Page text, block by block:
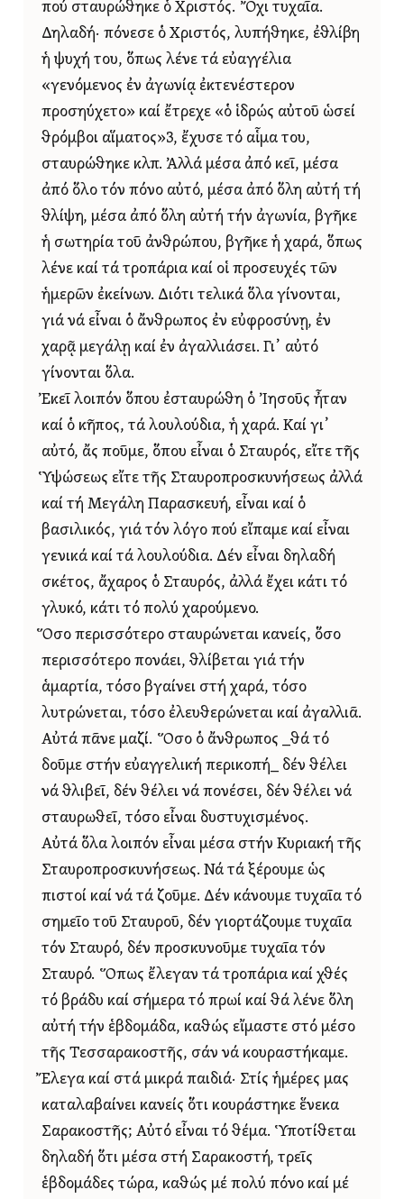
πού σταυρώθηκε ὁ Χριστός. Ὄχι τυχαῖα.
Δηλαδή· πόνεσε ὁ Χριστός, λυπήθηκε, ἐθλίβη
ἡ ψυχή του, ὅπως λένε τά εὐαγγέλια
«γενόμενος ἐν ἀγωνίᾳ ἐκτενέστερον
προσηύχετο» καί ἔτρεχε «ὁ ἱδρώς αὐτοῦ ὡσεί
θρόμβοι αἵματος»3, ἔχυσε τό αἷμα του,
σταυρώθηκε κλπ. Ἀλλά μέσα ἀπό κεῖ, μέσα
ἀπό ὅλο τόν πόνο αὐτό, μέσα ἀπό ὅλη αὐτή τή
θλίψη, μέσα ἀπό ὅλη αὐτή τήν ἀγωνία, βγῆκε
ἡ σωτηρία τοῦ ἀνθρώπου, βγῆκε ἡ χαρά, ὅπως
λένε καί τά τροπάρια καί οἱ προσευχές τῶν
ἡμερῶν ἐκείνων. Διότι τελικά ὅλα γίνονται,
γιά νά εἶναι ὁ ἄνθρωπος ἐν εὐφροσύνῃ, ἐν
χαρᾷ μεγάλῃ καί ἐν ἀγαλλιάσει. Γι᾿ αὐτό
γίνονται ὅλα.
Ἐκεῖ λοιπόν ὅπου ἐσταυρώθη ὁ Ἰησοῦς ἦταν
καί ὁ κῆπος, τά λουλούδια, ἡ χαρά. Καί γι᾿
αὐτό, ἄς ποῦμε, ὅπου εἶναι ὁ Σταυρός, εἴτε τῆς
Ὑψώσεως εἴτε τῆς Σταυροπροσκυνήσεως ἀλλά
καί τή Μεγάλη Παρασκευή, εἶναι καί ὁ
βασιλικός, γιά τόν λόγο πού εἴπαμε καί εἶναι
γενικά καί τά λουλούδια. Δέν εἶναι δηλαδή
σκέτος, ἄχαρος ὁ Σταυρός, ἀλλά ἔχει κάτι τό
γλυκό, κάτι τό πολύ χαρούμενο.
Ὅσο περισσότερο σταυρώνεται κανείς, ὅσο
περισσότερο πονάει, θλίβεται γιά τήν
ἁμαρτία, τόσο βγαίνει στή χαρά, τόσο
λυτρώνεται, τόσο ἐλευθερώνεται καί ἀγαλλιᾶ.
Αὐτά πᾶνε μαζί. Ὅσο ὁ ἄνθρωπος _θά τό
δοῦμε στήν εὐαγγελική περικοπή_ δέν θέλει
νά θλιβεῖ, δέν θέλει νά πονέσει, δέν θέλει νά
σταυρωθεῖ, τόσο εἶναι δυστυχισμένος.
Αὐτά ὅλα λοιπόν εἶναι μέσα στήν Κυριακή τῆς
Σταυροπροσκυνήσεως. Νά τά ξέρουμε ὡς
πιστοί καί νά τά ζοῦμε. Δέν κάνουμε τυχαῖα τό
σημεῖο τοῦ Σταυροῦ, δέν γιορτάζουμε τυχαῖα
τόν Σταυρό, δέν προσκυνοῦμε τυχαῖα τόν
Σταυρό. Ὅπως ἔλεγαν τά τροπάρια καί χθές
τό βράδυ καί σήμερα τό πρωί καί θά λένε ὅλη
αὐτή τήν ἑβδομάδα, καθώς εἴμαστε στό μέσο
τῆς Τεσσαρακοστῆς, σάν νά κουραστήκαμε.
Ἔλεγα καί στά μικρά παιδιά· Στίς ἡμέρες μας
καταλαβαίνει κανείς ὅτι κουράστηκε ἕνεκα
Σαρακοστῆς; Αὐτό εἶναι τό θέμα. Ὑποτίθεται
δηλαδή ὅτι μέσα στή Σαρακοστή, τρεῖς
ἑβδομάδες τώρα, καθώς μέ πολύ πόνο καί μέ